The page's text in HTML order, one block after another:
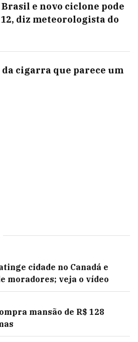
e novo ciclone pode
diz meteorologista do
da cigarra que parece um
cidade no Canadá e
moradores; veja o vídeo
mansão de R$ 128